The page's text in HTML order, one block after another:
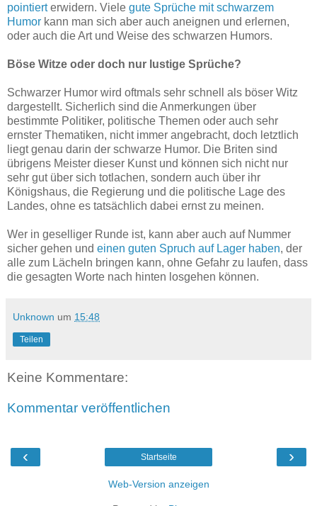
pointierterwidern. Viele gute Sprüche mit schwarzem
Humor kann man sich aber auch aneignen und erlernen,
oder auch die Art und Weise des schwarzen Humors.
Böse Witze oder doch nur lustige Sprüche?
Schwarzer Humor wird oftmals sehr schnell als böser Witz
dargestellt. Sicherlich sind die Anmerkungen über
bestimmte Politiker, politische Themen oder auch sehr
ernster Thematiken, nicht immer angebracht, doch letztlich
liegt genau darin der schwarze Humor. Die Briten sind
übrigens Meister dieser Kunst und können sich nicht nur
sehr gut über sich totlachen, sondern auch über ihr
Königshaus, die Regierung und die politische Lage des
Landes, ohne es tatsächlich dabei ernst zu meinen.
Wer in geselliger Runde ist, kann aber auch auf Nummer
sicher gehen und einen guten Spruch auf Lager haben, der
alle zum Lächeln bringen kann, ohne Gefahr zu laufen, dass
die gesagten Worte nach hinten losgehen können.
Unknown um 15:48
Teilen
Keine Kommentare:
Kommentar veröffentlichen
‹ ›
Startseite
Web-Version anzeigen